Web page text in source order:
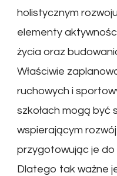
holistycznym
elementy
życia oraz
Właściwie
ruchowych i
szkołach mogą być
wspierającym
przygotowując je do
Dlatego tak ważne